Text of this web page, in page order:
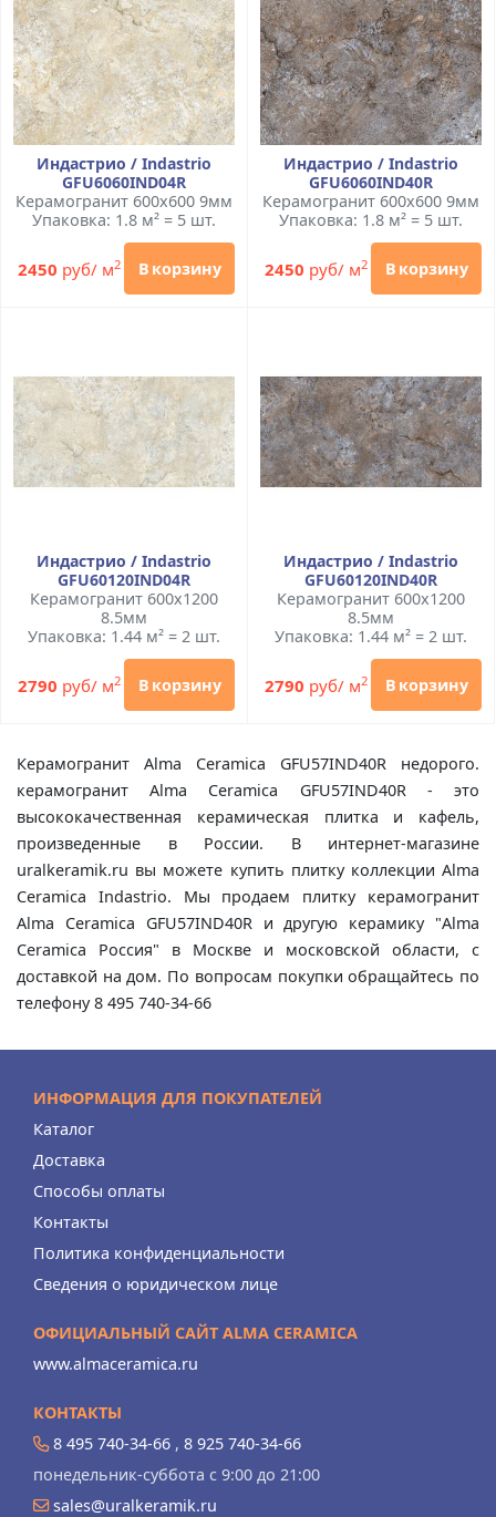
Индастрио / Indastrio
GFU6060IND04R
Керамогранит 600x600 9мм
Упаковка: 1.8 м² = 5 шт.
2450 руб/ м2 В корзину
Индастрио / Indastrio
GFU6060IND40R
Керамогранит 600x600 9мм
Упаковка: 1.8 м² = 5 шт.
2450 руб/ м2 В корзину
Индастрио / Indastrio
GFU60120IND04R
Керамогранит 600x1200
8.5мм
Упаковка: 1.44 м² = 2 шт.
2790 руб/ м2 В корзину
Индастрио / Indastrio
GFU60120IND40R
Керамогранит 600x1200
8.5мм
Упаковка: 1.44 м² = 2 шт.
2790 руб/ м2 В корзину
Керамогранит Alma Ceramica GFU57IND40R недорого.
керамогранит Alma Ceramica GFU57IND40R - это
высококачественная керамическая плитка и кафель,
произведенные в России. В интернет-магазине
uralkeramik.ru вы можете купить плитку коллекции Alma
Ceramica Indastrio. Мы продаем плитку керамогранит
Alma Ceramica GFU57IND40R и другую керамику "Alma
Ceramica Россия" в Москве и московской области, с
доставкой на дом. По вопросам покупки обращайтесь по
телефону 8 495 740-34-66
ИНФОРМАЦИЯ ДЛЯ ПОКУПАТЕЛЕЙ
Каталог
Доставка
Способы оплаты
Контакты
Политика конфиденциальности
Сведения о юридическом лице
ОФИЦИАЛЬНЫЙ САЙТ ALMA CERAMICA
www.almaceramica.ru
КОНТАКТЫ
8 495 740-34-66 , 8 925 740-34-66
понедельник-суббота с 9:00 до 21:00
sales@uralkeramik.ru